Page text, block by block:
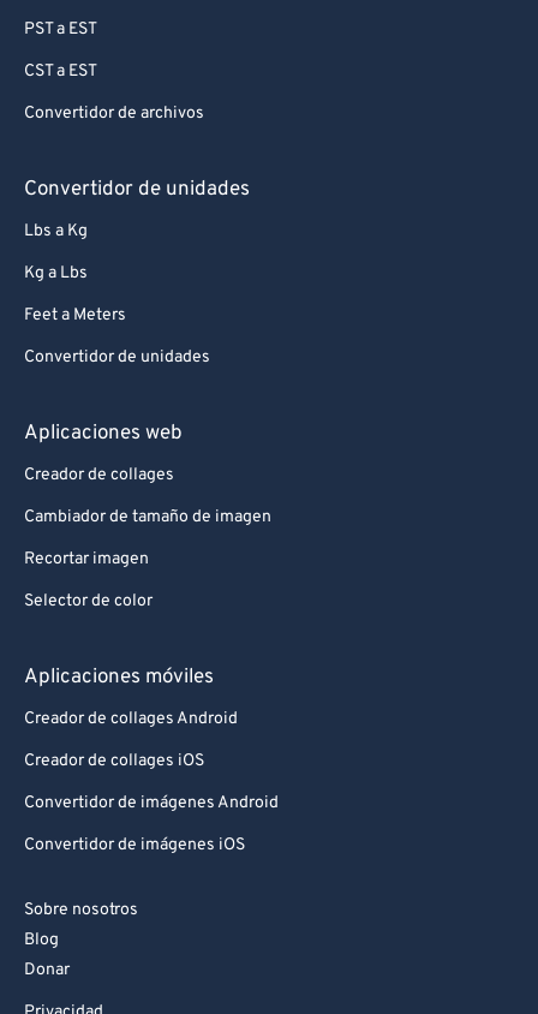
PST a EST
CST a EST
Convertidor de archivos
Convertidor de unidades
Lbs a Kg
Kg a Lbs
Feet a Meters
Convertidor de unidades
Aplicaciones web
Creador de collages
Cambiador de tamaño de imagen
Recortar imagen
Selector de color
Aplicaciones móviles
Creador de collages Android
Creador de collages iOS
Convertidor de imágenes Android
Convertidor de imágenes iOS
Sobre nosotros
Blog
Donar